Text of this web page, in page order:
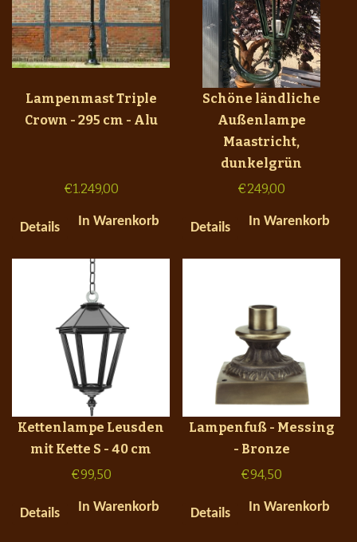
Lampenmast Triple
Crown - 295 cm - Alu
€1.249,00
Details In Warenkorb
Schöne ländliche
Außenlampe
Maastricht,
dunkelgrün
€249,00
Details In Warenkorb
Kettenlampe Leusden
mit Kette S - 40 cm
€99,50
Details In Warenkorb
Lampenfuß - Messing
- Bronze
€94,50
Details In Warenkorb